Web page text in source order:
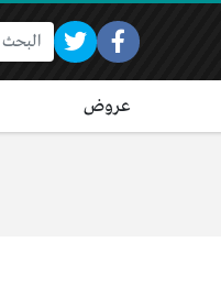
البحث:
عروض